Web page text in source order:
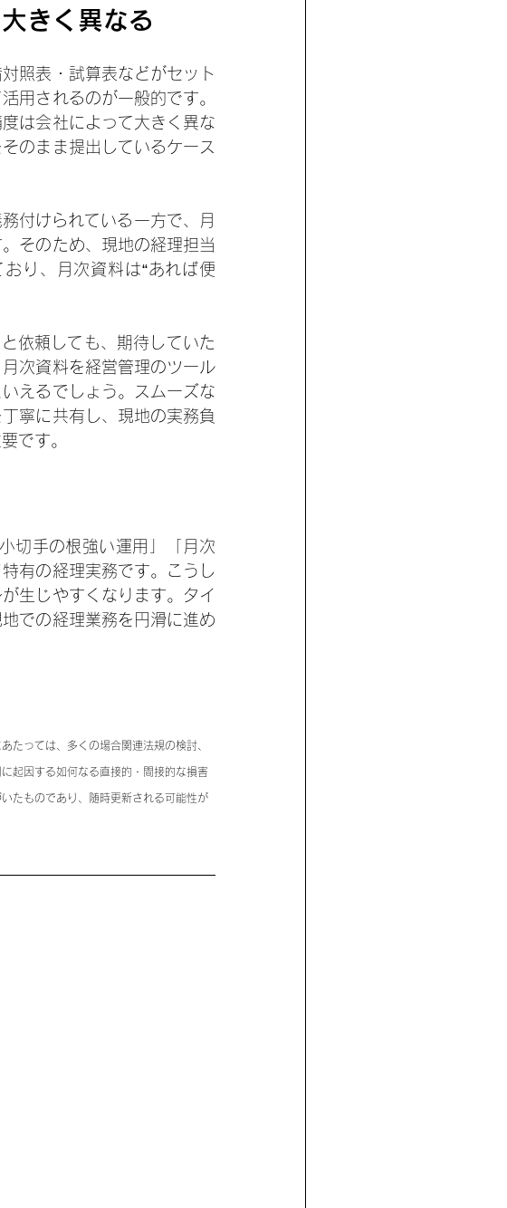
きく異なる
照表・試算表などがセット
用されるのが一般的です。
は会社によって大きく異な
のまま提出しているケース
付けられている一方で、月
そのため、現地の経理担当
り、月次資料は“あれば便
依頼しても、期待していた
次資料を経営管理のツール
えるでしょう。スムーズな
寧に共有し、現地の実務負
です。
切手の根強い運用」「月次
有の経理実務です。こうし
生じやすくなります。タイ
での経理業務を円滑に進め
たっては、多くの場合関連法規の検討、
起因する如何なる直接的・間接的な損害
たものであり、随時更新される可能性が